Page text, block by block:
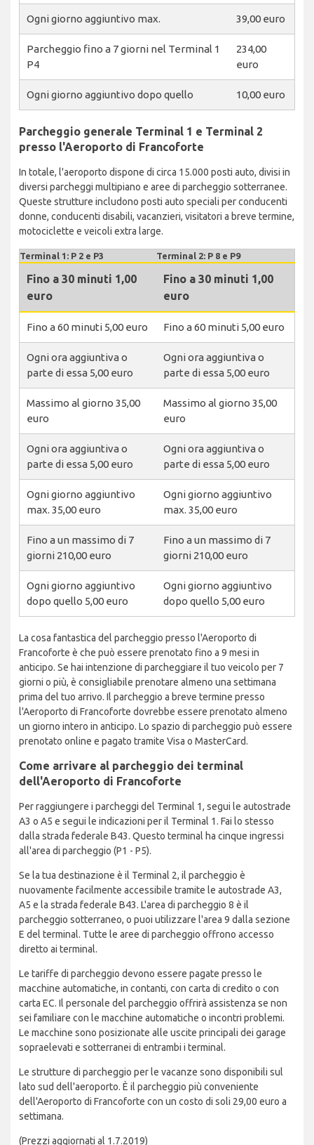
Ogni giorno aggiuntivo max. 39,00 euro
Parcheggio fino a 7 giorni nel Terminal 1
P4
234,00
euro
Ogni giorno aggiuntivo dopo quello 10,00 euro
Parcheggio generale Terminal 1 e Terminal 2
presso l'Aeroporto di Francoforte
In totale, l'aeroporto dispone di circa 15.000 posti auto, divisi in
diversi parcheggi multipiano e aree di parcheggio sotterranee.
Queste strutture includono posti auto speciali per conducenti
donne, conducenti disabili, vacanzieri, visitatori a breve termine,
motociclette e veicoli extra large.
Terminal 1: P 2 e P3 Terminal 2: P 8 e P9
Fino a 30 minuti 1,00
euro
Fino a 30 minuti 1,00
euro
Fino a 60 minuti 5,00 euro Fino a 60 minuti 5,00 euro
Ogni ora aggiuntiva o
parte di essa 5,00 euro
Ogni ora aggiuntiva o
parte di essa 5,00 euro
Massimo al giorno 35,00
euro
Massimo al giorno 35,00
euro
Ogni ora aggiuntiva o
parte di essa 5,00 euro
Ogni ora aggiuntiva o
parte di essa 5,00 euro
Ogni giorno aggiuntivo
max. 35,00 euro
Ogni giorno aggiuntivo
max. 35,00 euro
Fino a un massimo di 7
giorni 210,00 euro
Fino a un massimo di 7
giorni 210,00 euro
Ogni giorno aggiuntivo
dopo quello 5,00 euro
Ogni giorno aggiuntivo
dopo quello 5,00 euro
La cosa fantastica del parcheggio presso l'Aeroporto di
Francoforte è che può essere prenotato fino a 9 mesi in
anticipo. Se hai intenzione di parcheggiare il tuo veicolo per 7
giorni o più, è consigliabile prenotare almeno una settimana
prima del tuo arrivo. Il parcheggio a breve termine presso
l'Aeroporto di Francoforte dovrebbe essere prenotato almeno
un giorno intero in anticipo. Lo spazio di parcheggio può essere
prenotato online e pagato tramite Visa o MasterCard.
Come arrivare al parcheggio dei terminal
dell'Aeroporto di Francoforte
Per raggiungere i parcheggi del Terminal 1, segui le autostrade
A3 o A5 e segui le indicazioni per il Terminal 1. Fai lo stesso
dalla strada federale B43. Questo terminal ha cinque ingressi
all'area di parcheggio (P1 - P5).
Se la tua destinazione è il Terminal 2, il parcheggio è
nuovamente facilmente accessibile tramite le autostrade A3,
A5 e la strada federale B43. L'area di parcheggio 8 è il
parcheggio sotterraneo, o puoi utilizzare l'area 9 dalla sezione
E del terminal. Tutte le aree di parcheggio offrono accesso
diretto ai terminal.
Le tariffe di parcheggio devono essere pagate presso le
macchine automatiche, in contanti, con carta di credito o con
carta EC. Il personale del parcheggio offrirà assistenza se non
sei familiare con le macchine automatiche o incontri problemi.
Le macchine sono posizionate alle uscite principali dei garage
sopraelevati e sotterranei di entrambi i terminal.
Le strutture di parcheggio per le vacanze sono disponibili sul
lato sud dell'aeroporto. È il parcheggio più conveniente
dell'Aeroporto di Francoforte con un costo di soli 29,00 euro a
settimana.
(Prezzi aggiornati al 1.7.2019)